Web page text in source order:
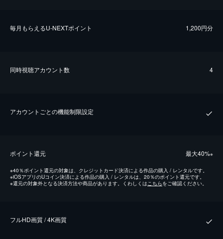
毎⽉もらえるU-NEXTポイント 1,200円分
同時視聴アカウント数 4
アカウントごとの機能制限設定
ポイント還元 最⼤40%※
※40％ポイント還元の対象は、クレジットカード決済による作品の購入 / レンタルです。
※iOSアプリのUコイン決済による作品の購入 / レンタルは、20％のポイント還元です。
※還元の対象外となる決済方法や商品があります。くわしくはこちらをご確認ください。
フルHD画質 / 4K画質